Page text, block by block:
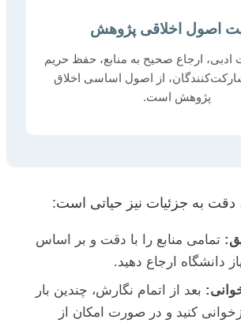
اصول اخلاقی پژوهش
ادبی، ارجاع صحیح به منابع، حفظ حریم
از اصول اساسی اخلاق
پژوهش است.
دقت به جزئیات نیز حیاتی است:
تمامی منابع را با دقت و بر اساس
دانشگاه ارجاع دهید.
بعد از اتمام نگارش، چندین بار
کنید و در صورت امکان از